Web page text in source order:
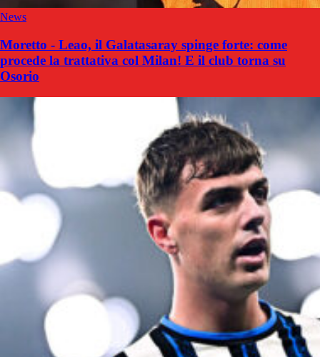
News
Moretto - Leao, il Galatasaray spinge forte: come
procede la trattativa col Milan! E il club torna su
Osorio